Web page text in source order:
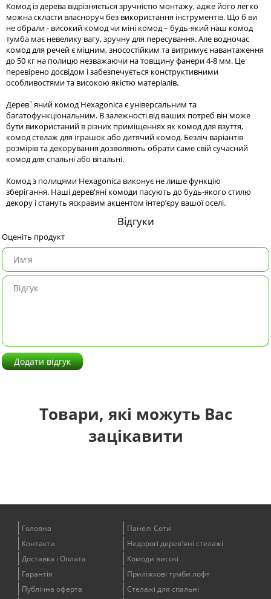
Комод із дерева відрізняється зручністю монтажу, адже його легко
можна скласти власноруч без використання інструментів. Що б ви
не обрали - високий комод чи міні комод – будь-який наш комод
тумба має невелику вагу, зручну для пересування. Але водночас
комод для речей є міцним, зносостійким та витримує навантаження
до 50 кг на полицю незважаючи на товщину фанери 4-8 мм. Це
перевірено досвідом і забезпечується конструктивними
особливостями та високою якістю матеріалів.
Дерев`яний комод Hexagonica є універсальним та
багатофункціональним. В залежності від ваших потреб він може
бути використаний в різних приміщеннях як комод для взуття,
комод стелаж для іграшок або дитячий комод. Безліч варіантів
розмірів та декорування дозволяють обрати саме свій сучасний
комод для спальні або вітальні.
Комод з полицями Hexagonica виконує не лише функцію
зберігання. Наші дерев'яні комоди пасують до будь-якого стилю
декору і стануть яскравим акцентом інтер’єру вашої оселі.
Відгуки
Оценіть продукт
Додати відгук
Товари, які можуть Вас
зацікавити
Головна
Контакти
Доставка і Оплата
Гарантія
Публічна оферта
Панелі Соти
Недорогі дерев'яні стелажі
Комоди високі
Приліжкові тумби лофт
Стелажі для спальні